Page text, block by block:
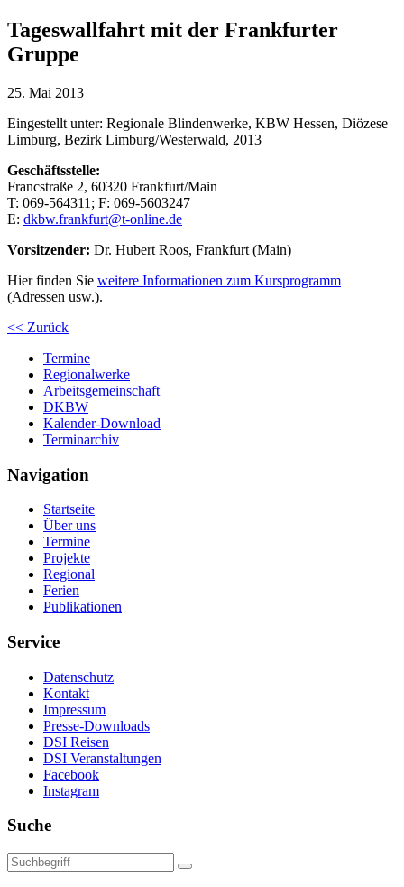
Tageswallfahrt mit der Frankfurter
Gruppe
25. Mai 2013
Eingestellt unter: Regionale Blindenwerke, KBW Hessen, Diözese
Limburg, Bezirk Limburg/Westerwald, 2013
Geschäftsstelle:
Francstraße 2, 60320 Frankfurt/Main
T: 069-564311; F: 069-5603247
E: dkbw.frankfurt@t-online.de
Vorsitzender: Dr. Hubert Roos, Frankfurt (Main)
Hier finden Sie weitere Informationen zum Kursprogramm
(Adressen usw.).
<< Zurück
Termine
Regionalwerke
Arbeitsgemeinschaft
DKBW
Kalender-Download
Terminarchiv
Navigation
Startseite
Über uns
Termine
Projekte
Regional
Ferien
Publikationen
Service
Datenschutz
Kontakt
Impressum
Presse-Downloads
DSI Reisen
DSI Veranstaltungen
Facebook
Instagram
Suche